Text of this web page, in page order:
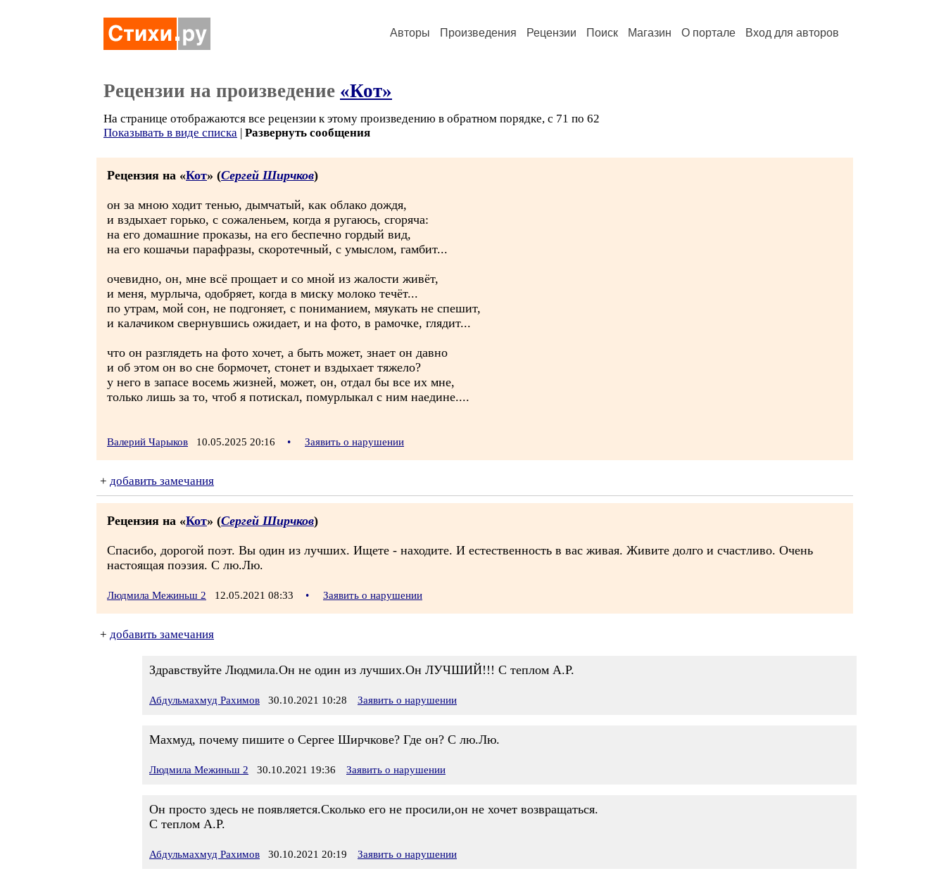
Авторы Произведения Рецензии Поиск Магазин О портале Вход для авторов
Рецензии на произведение «Кот»
На странице отображаются все рецензии к этому произведению в обратном порядке, с 71 по 62
Показывать в виде списка | Развернуть сообщения
Рецензия на «Кот» (Сергей Ширчков)
он за мною ходит тенью, дымчатый, как облако дождя,
и вздыхает горько, с сожаленьем, когда я ругаюсь, сгоряча:
на его домашние проказы, на его беспечно гордый вид,
на его кошачьи парафразы, скоротечный, с умыслом, гамбит...
очевидно, он, мне всё прощает и со мной из жалости живёт,
и меня, мурлыча, одобряет, когда в миску молоко течёт...
по утрам, мой сон, не подгоняет, с пониманием, мяукать не спешит,
и калачиком свернувшись ожидает, и на фото, в рамочке, глядит...
что он разглядеть на фото хочет, а быть может, знает он давно
и об этом он во сне бормочет, стонет и вздыхает тяжело?
у него в запасе восемь жизней, может, он, отдал бы все их мне,
только лишь за то, чтоб я потискал, помурлыкал с ним наедине....
Валерий Чарыков 10.05.2025 20:16 • Заявить о нарушении
+ добавить замечания
Рецензия на «Кот» (Сергей Ширчков)
Спасибо, дорогой поэт. Вы один из лучших. Ищете - находите. И естественность в вас живая. Живите долго и счастливо. Очень
настоящая поэзия. С лю.Лю.
Людмила Межиньш 2 12.05.2021 08:33 • Заявить о нарушении
+ добавить замечания
Здравствуйте Людмила.Он не один из лучших.Он ЛУЧШИЙ!!! С теплом А.Р.
Абдульмахмуд Рахимов 30.10.2021 10:28 Заявить о нарушении
Махмуд, почему пишите о Сергее Ширчкове? Где он? С лю.Лю.
Людмила Межиньш 2 30.10.2021 19:36 Заявить о нарушении
Он просто здесь не появляется.Сколько его не просили,он не хочет возвращаться.
С теплом А.Р.
Абдульмахмуд Рахимов 30.10.2021 20:19 Заявить о нарушении